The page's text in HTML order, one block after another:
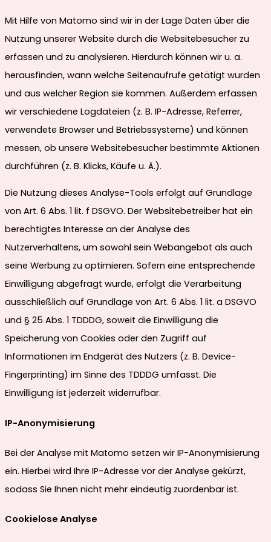
Mit Hilfe von Matomo sind wir in der Lage Daten über die
Nutzung unserer Website durch die Websitebesucher zu
erfassen und zu analysieren. Hierdurch können wir u. a.
herausfinden, wann welche Seitenaufrufe getätigt wurden
und aus welcher Region sie kommen. Außerdem erfassen
wir verschiedene Logdateien (z. B. IP-Adresse, Referrer,
verwendete Browser und Betriebssysteme) und können
messen, ob unsere Websitebesucher bestimmte Aktionen
durchführen (z. B. Klicks, Käufe u. Ä.).
Die Nutzung dieses Analyse-Tools erfolgt auf Grundlage
von Art. 6 Abs. 1 lit. f DSGVO. Der Websitebetreiber hat ein
berechtigtes Interesse an der Analyse des
Nutzerverhaltens, um sowohl sein Webangebot als auch
seine Werbung zu optimieren. Sofern eine entsprechende
Einwilligung abgefragt wurde, erfolgt die Verarbeitung
ausschließlich auf Grundlage von Art. 6 Abs. 1 lit. a DSGVO
und § 25 Abs. 1 TDDDG, soweit die Einwilligung die
Speicherung von Cookies oder den Zugriff auf
Informationen im Endgerät des Nutzers (z. B. Device-
Fingerprinting) im Sinne des TDDDG umfasst. Die
Einwilligung ist jederzeit widerrufbar.
IP-Anonymisierung
Bei der Analyse mit Matomo setzen wir IP-Anonymisierung
ein. Hierbei wird Ihre IP-Adresse vor der Analyse gekürzt,
sodass Sie Ihnen nicht mehr eindeutig zuordenbar ist.
Cookielose Analyse